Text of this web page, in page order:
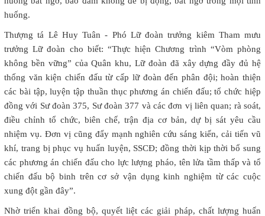
huống.
Thượng tá Lê Huy Tuân - Phó Lữ đoàn trưởng kiêm Tham mưu
trưởng Lữ đoàn cho biết: “Thực hiện Chương trình “Vòm phòng
không bền vững” của Quân khu, Lữ đoàn đã xây dựng đầy đủ hệ
thống văn kiện chiến đấu từ cấp lữ đoàn đến phân đội; hoàn thiện
các bài tập, luyện tập thuần thục phương án chiến đấu; tổ chức hiệp
đồng với Sư đoàn 375, Sư đoàn 377 và các đơn vị liên quan; rà soát,
điều chỉnh tổ chức, biên chế, trận địa cơ bản, dự bị sát yêu cầu
nhiệm vụ. Đơn vị cũng đẩy mạnh nghiên cứu sáng kiến, cải tiến vũ
khí, trang bị phục vụ huấn luyện, SSCĐ; đồng thời kịp thời bổ sung
các phương án chiến đấu cho lực lượng pháo, tên lửa tầm thấp và tổ
chiến đấu bộ binh trên cơ sở vận dụng kinh nghiệm từ các cuộc
xung đột gần đây”.
Nhờ triển khai đồng bộ, quyết liệt các giải pháp, chất lượng huấn